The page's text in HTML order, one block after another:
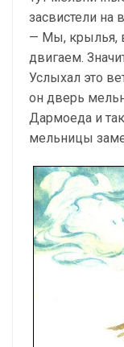
засвистели на
— Мы, крылья,
двигаем.
Услыхал это
он дверь
Дармоеда и
мельницы